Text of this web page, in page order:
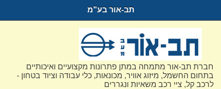
תב-אור בע"מ
חברת תב-אור מתמחה במתן פתרונות מקצועיים ואיכותיים
בתחום החשמל, מיזוג אוויר, מכונאות, כלי עבודה וציוד בטחון -
לרכב קל, ציי רכב משאיות ונגררים